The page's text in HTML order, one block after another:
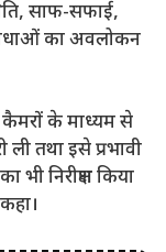
साफ-सफाई,
का अवलोकन
कैमरों के माध्यम से
ली तथा इसे प्रभावी
भी निरीक्षण किया